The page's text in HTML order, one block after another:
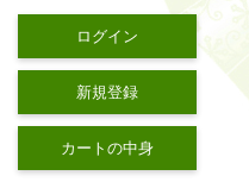
ログイン
新規登録
カートの中身